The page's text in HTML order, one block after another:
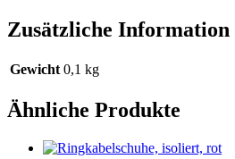
Zusätzliche Information
Gewicht 0,1 kg
Ähnliche Produkte